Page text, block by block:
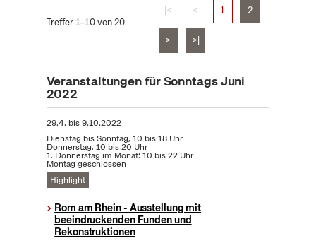
Treffer 1–10 von 20
|< < 1 2
> >|
Veranstaltungen für Sonntags Juni
2022
29.4. bis9.10.2022
Dienstag bis Sonntag, 10 bis 18 Uhr
Donnerstag, 10 bis 20 Uhr
1. Donnerstag im Monat: 10 bis 22 Uhr
Montag geschlossen
Highlight
Rom am Rhein - Ausstellung mit
beeindruckenden Funden und
Rekonstruktionen